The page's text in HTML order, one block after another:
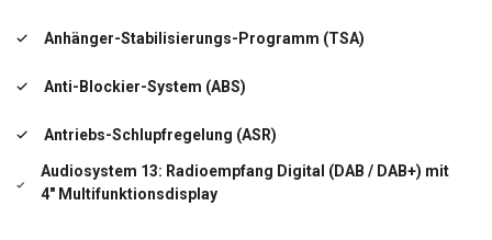
Anhänger-Stabilisierungs-Programm (TSA)
Anti-Blockier-System (ABS)
Antriebs-Schlupfregelung (ASR)
Audiosystem 13: Radioempfang Digital (DAB / DAB+) mit
4" Multifunktionsdisplay